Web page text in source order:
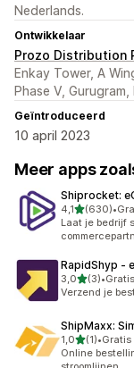
Nederlands.
Ontwikkelaar
Prozo Distribution
Enkay Tower, A
Phase V, Gurugram,
Geïntroduceerd
10 april 2023
Meer apps
Shiprocket:
4,1van 5
(630)
630 recensies
•
Laat je bedrijf
RapidShyp ‑
3,0van 5
(3)
3 recensies in
•
Verzend je
ShipMaxx:
1,0van 5
(1)
1 recensies in
•
Online